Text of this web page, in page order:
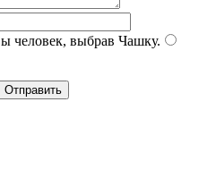
человек, выбрав Чашку.